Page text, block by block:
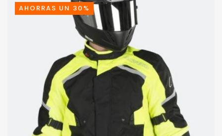
AHORRAS UN 30%